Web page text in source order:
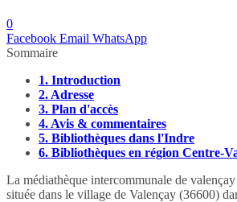
0
Facebook Email WhatsApp
Sommaire
1. Introduction
2. Adresse
3. Plan d'accès
4. Avis & commentaires
5. Bibliothèques dans l'Indre
6. Bibliothèques en région Centre-
La médiathèque intercommunale de
située dans le village de Valençay (36600)